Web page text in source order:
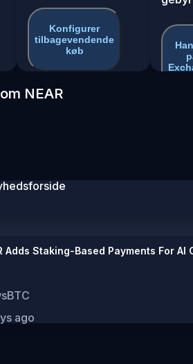
Konfigurer
tilbagevendende
køb
NEAR
Adds Staking-Based Payments For AI
ago